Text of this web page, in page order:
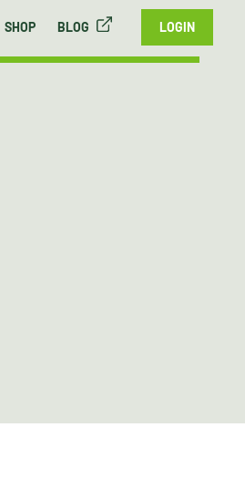
SHOP BLOG LOGIN